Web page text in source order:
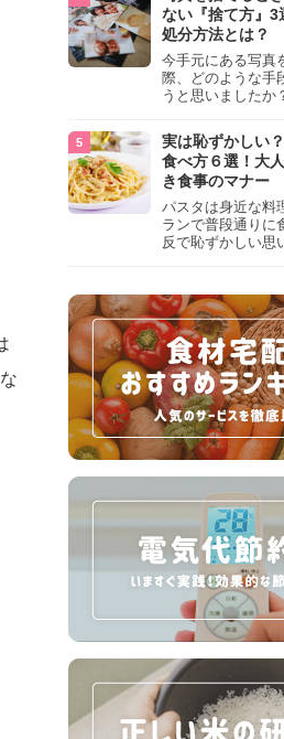
ない『捨て方』
処分方法とは？
今手元にある写真
際、どのような手
うと思いましたか
真は個人情報が詰
ただ丸めただけの
うのは危険です。
ない捨て方をまと
ひチェックしてお
実は恥ずかしい
食べ方６選！大
き食事のマナー
パスタは身近な料
ランで普段通りに
反で恥ずかしい思
して、正しい食べ
う。大人の嗜みと
い新常識を解説し